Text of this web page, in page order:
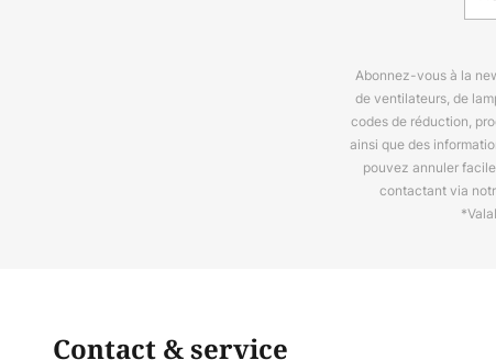
Abonnez-vous à la
de ventilateurs, de
codes de réduction,
ainsi que des
pouvez annuler
contactant via
Contact & service